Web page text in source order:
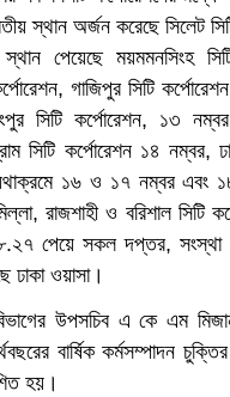
স্থান অর্জন করেছে সিলেট
পেয়েছে ময়মমনসিংহ
গাজিপুর সিটি
সিটি কর্পোরেশন, ১৩
সিটি কর্পোরেশন ১৪
যথাক্রমে ১৬ ও ১৭ নম্বর
রাজশাহী ও বরিশাল সিটি
পেয়ে সকল দপ্তর, সংস্থা ও
ঢাকা ওয়াসা।
উপসচিব এ কে এম
বার্ষিক কর্মসম্পাদন
হয়।